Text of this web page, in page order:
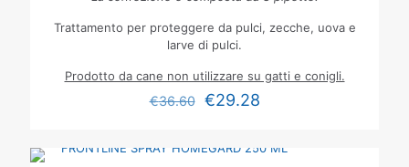
Trattamento per proteggere da pulci, zecche, uova e
larve di pulci.
Prodotto da cane non utilizzare su gatti e conigli.
€36.60 €29.28